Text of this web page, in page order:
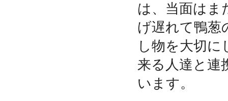
は、当面はま
げ遅れて鴨葱
し物を大切に
来る人達と連
います。